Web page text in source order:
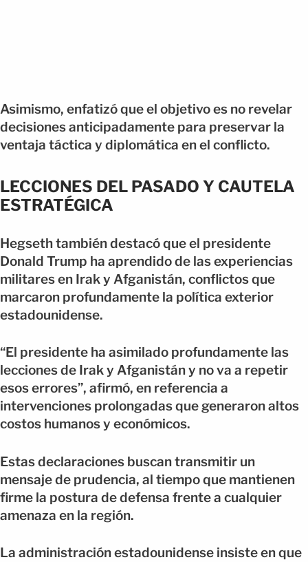
Asimismo, enfatizó que el objetivo es no revelar
decisiones anticipadamente para preservar la
ventaja táctica y diplomática en el conflicto.
LECCIONES DEL PASADO Y CAUTELA
ESTRATÉGICA
Hegseth también destacó que el presidente
Donald Trump ha aprendido de las experiencias
militares en Irak y Afganistán, conflictos que
marcaron profundamente la política exterior
estadounidense.
“El presidente ha asimilado profundamente las
lecciones de Irak y Afganistán y no va a repetir
esos errores”, afirmó, en referencia a
intervenciones prolongadas que generaron altos
costos humanos y económicos.
Estas declaraciones buscan transmitir un
mensaje de prudencia, al tiempo que mantienen
firme la postura de defensa frente a cualquier
amenaza en la región.
La administración estadounidense insiste en que